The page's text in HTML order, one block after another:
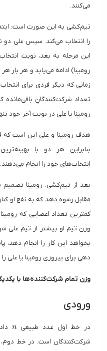
می‌کنند.
تیم‌کشی به این صورت است:
را انتخاب می‌کند. سپس علی دو نفر
این مرحله به بعد، نوبت
رومینا) ادامه می‌یابد و هر بار
زمانی که دیگر فردی برای
تعداد شرکت‌کنندگانِ باقی‌مانده
رومینا یا علی در نوبت آخر خود
هدف رومینا و علی این است که
بنابراین هر دو با
انتخاب‌های خود را انجام می‌دهند.
بعد از تیم‌کشی. رومینا تصمیم
مقابل رشوه ‌دهد که به نفع او
کمترین تعداد اعضایی که
وزن تیم او بیشتر از تیم علی
بخواهد این کار را انجام
دهی برای پیروزی رومینا یا علی را
وزن تمام شرکت‌کننده‌ها با
ورودی
در خط اول عدد طبیعی n
شرکت‌کنندگان است. در خط دوم،